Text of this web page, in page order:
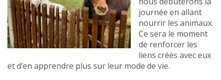
journée en allant
nourrir les animaux.
Ce sera le moment
de renforcer les
liens créés avec eux
et d’en apprendre plus sur leur mode de vie.